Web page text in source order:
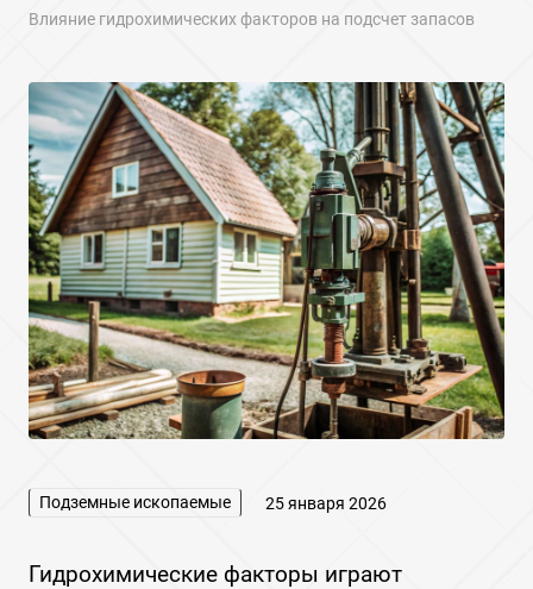
Влияние гидрохимических факторов на подсчет запасов
Подземные ископаемые 25 января 2026
Гидрохимические факторы играют